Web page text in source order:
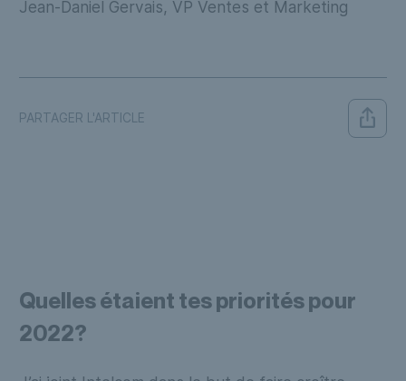
Jean-Daniel Gervais, VP Ventes et Marketing
PARTAGER L'ARTICLE
Quelles étaient tes priorités pour
2022?